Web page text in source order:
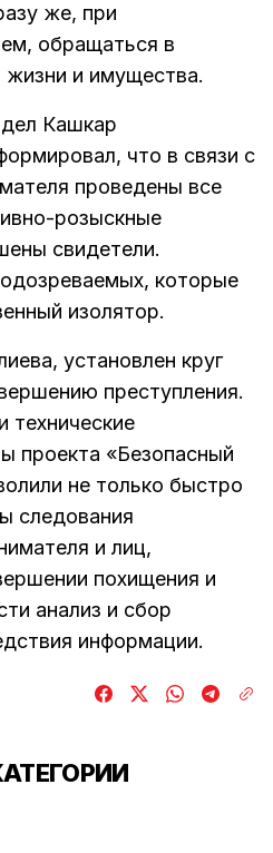
же, при
обращаться в
и имущества.
Кашкар
что в связи с
проведены все
розыскные
свидетели.
которые
изолятор.
установлен круг
преступления.
технические
проекта «Безопасный
не только быстро
следования
и лиц,
похищения и
анализ и сбор
информации.